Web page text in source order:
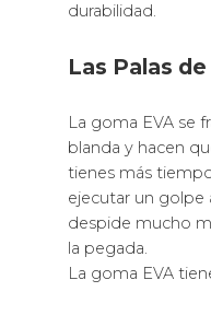
durabilidad.
Las Palas
La goma EVA se
blanda y hacen
tienes más
ejecutar un golpe
despide mucho
la pegada.
La goma EVA